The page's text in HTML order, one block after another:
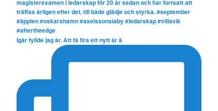
Igår fyllde jag år. Att få fira ett nytt år ä